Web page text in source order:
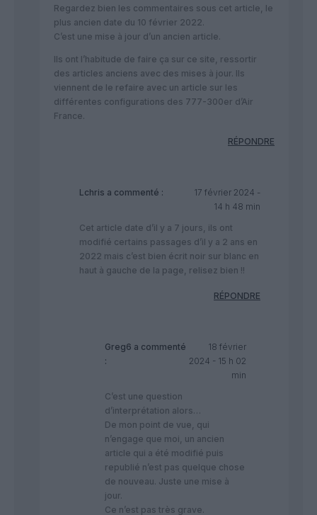
Regardez bien les commentaires sous cet article, le
plus ancien date du 10 février 2022.
C’est une mise à jour d’un ancien article.
Ils ont l’habitude de faire ça sur ce site, ressortir
des articles anciens avec des mises à jour. Ils
viennent de le refaire avec un article sur les
différentes configurations des 777-300er d’Air
France.
RÉPONDRE
Lchris a commenté :
17 février 2024 -
14 h 48 min
Cet article date d’il y a 7 jours, ils ont
modifié certains passages d’il y a 2 ans en
2022 mais c’est bien écrit noir sur blanc en
haut à gauche de la page, relisez bien !!
RÉPONDRE
Greg6 a commenté
:
18 février
2024 - 15 h 02
min
C’est une question
d’interprétation alors…
De mon point de vue, qui
n’engage que moi, un ancien
article qui a été modifié puis
republié n’est pas quelque chose
de nouveau. Juste une mise à
jour.
Ce n’est pas très grave.